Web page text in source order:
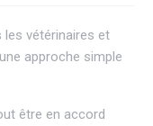
vétérinaires et
approche simple
être en accord